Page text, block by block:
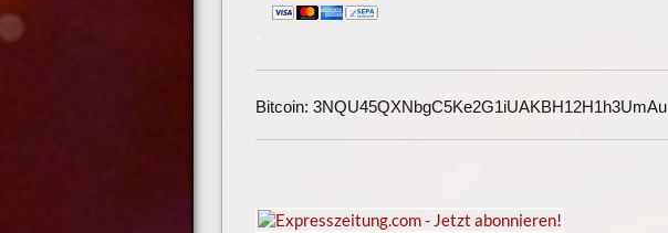
Bitcoin: 3NQU45QXNbgC5Ke2G1iUAKBH12H1h3UmAu